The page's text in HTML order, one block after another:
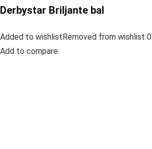
Derbystar Briljante bal
Added to wishlistRemoved from wishlist 0
Add to compare